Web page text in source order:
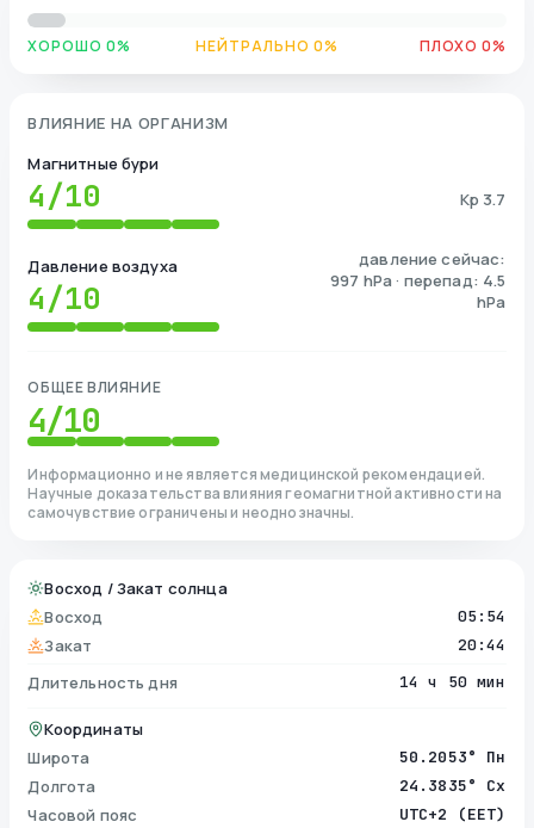
ХОРОШО 0% НЕЙТРАЛЬНО 0% ПЛОХО 0%
ВЛИЯНИЕ НА ОРГАНИЗМ
Магнитные бури
4/10 Kp 3.7
Давление воздуха
4/10
давление сейчас:
997 hPa · перепад: 4.5
hPa
ОБЩЕЕ ВЛИЯНИЕ
4/10
Информационно и не является медицинской рекомендацией.
Научные доказательства влияния геомагнитной активности на
самочувствие ограничены и неоднозначны.
Восход / Закат солнца
Восход
05:54
Закат 20:44
Длительность дня 14 ч 50 мин
Координаты
Широта
50.2053° Пн
Долгота 24.3835° Сх
Часовой пояс UTC+2 (EET)